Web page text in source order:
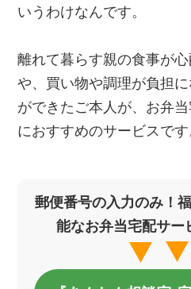
いうわけなんです。
離れて暮らす親の食事が
や、買い物や調理が負担
ができたご本人が、お弁
におすすめのサービスです
郵便番号の入力のみ！
能なお弁当宅配サー